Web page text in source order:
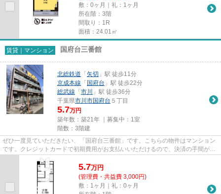
敷：0ヶ月｜礼：1ヶ月
所在階：3階
間取り：1R
面積：24.01㎡
賃貸｜マンション 国府台三番館
北総鉄道 「 矢切 」駅 徒歩11分
京成本線 「 国府台 」駅 徒歩22分
総武線 「 市川
」駅 徒歩36分
千葉県市川市国府台 ５丁目
5.7万円
築年数：築21年 ｜募集中： 1室
階数：3階建
ぜひ一度見ていただきたい、「国府台三番館」です。こちらの物件はマンション
です。クレジットカードで初期費用がお支払いいただけるので、決済の手間が軽
減できます。駅まで歩いて11...
5.7万円
(管理費・共益費 3,000円)
敷：1ヶ月｜礼：0ヶ月